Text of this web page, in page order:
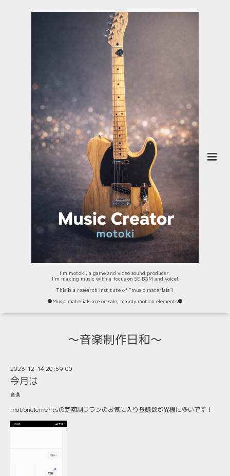
I'm motoki, a game and video sound producer.
I'm making music with a focus on SE,BGM and voice!
This is a research institute of "music materials"!
⚫️Music materials are on sale, mainly motion elements⚫️
〜音楽制作日和〜
2023-12-14 20:59:00
今月は
音楽
motionelementsの定額制プランのお気に入り登録数が異様に多いです！